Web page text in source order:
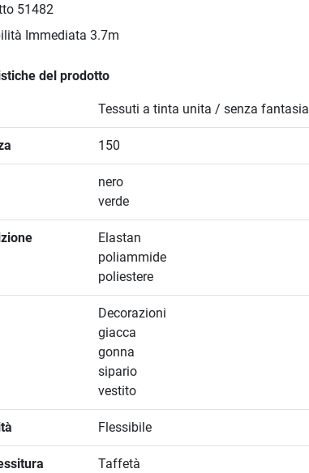
51482
Immediata 3.7m
del prodotto
Tessuti a tinta unita / senza fantasia
150
nero
verde
Elastan
poliammide
poliestere
Decorazioni
giacca
gonna
sipario
vestito
Flessibile
Taffetà